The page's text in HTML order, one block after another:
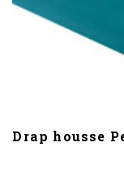
Drap housse